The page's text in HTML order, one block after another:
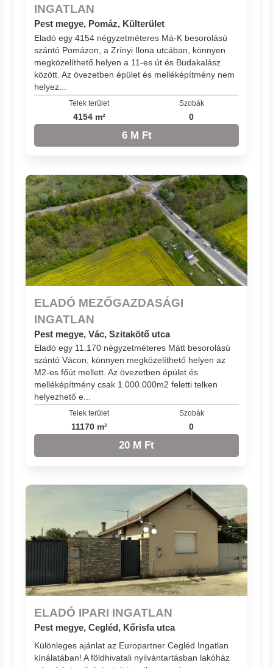
INGATLAN
Pest megye, Pomáz, Külterület
Eladó egy 4154 négyzetméteres Má-K besorolású
szántó Pomázon, a Zrínyi Ilona utcában, könnyen
megközelíthető helyen a 11-es út és Budakalász
között. Az övezetben épület és melléképítmény nem
helyez...
Telek terület
4154 m²
Szobák
0
6 M Ft
ELADÓ MEZŐGAZDASÁGI
INGATLAN
Pest megye, Vác, Szitakötő utca
Eladó egy 11.170 négyzetméteres Mátt besorolású
szántó Vácon, könnyen megközelíthető helyen az
M2-es főút mellett. Az övezetben épület és
melléképítmény csak 1.000.000m2 feletti telken
helyezhető e...
Telek terület
11170 m²
Szobák
0
20 M Ft
ELADÓ IPARI INGATLAN
Pest megye, Cegléd, Kőrisfa utca
Különleges ajánlat az Europartner Cegléd Ingatlan
kínálatában! A földhivatali nyilvántartásban lakóház